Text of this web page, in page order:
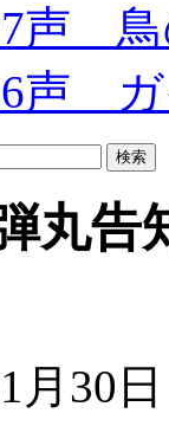
声 鳥
声 ガ
丸告
月30日